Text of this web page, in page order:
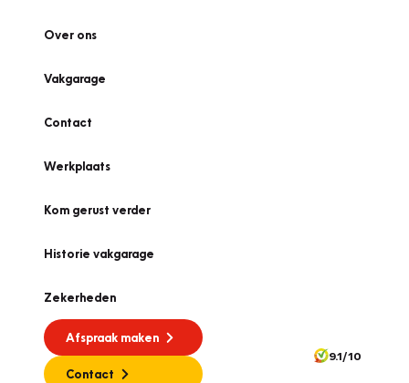
Over ons
Vakgarage
Contact
Werkplaats
Kom gerust verder
Historie vakgarage
Zekerheden
Afspraak maken
Contact
9.1/10